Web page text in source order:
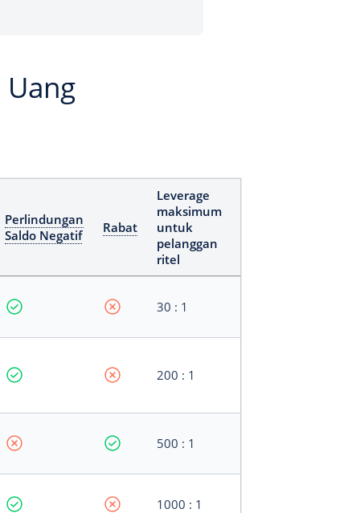
Perlindungan
Saldo Negatif
Rabat
Leverage
maksimum
untuk
pelanggan
ritel
30 : 1
200 : 1
500 : 1
1000 : 1